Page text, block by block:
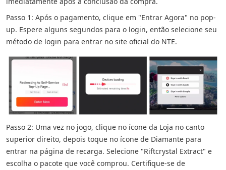
Passo 1: Após o pagamento, clique em "Entrar Agora" no pop-
up. Espere alguns segundos para o login, então selecione seu
método de login para entrar no site oficial do NTE.
Passo 2: Uma vez no jogo, clique no ícone da Loja no canto
superior direito, depois toque no ícone de Diamante para
entrar na página de recarga. Selecione "Riftcrystal Extract" e
escolha o pacote que você comprou. Certifique-se de